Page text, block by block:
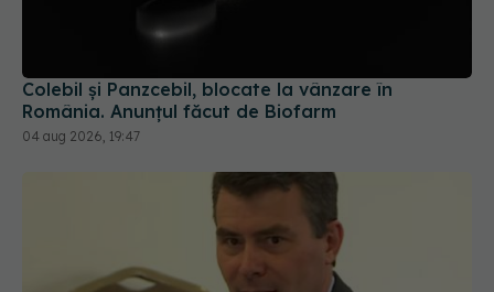
România. Anunțul făcut de Biofarm